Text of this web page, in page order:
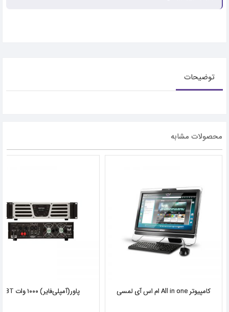
توضیحات
محصولات مشابه
کامپیوتر All in one ام اس آی لمسی پاور(آمپلی‌فایر) ۱۰۰۰ وات FBT